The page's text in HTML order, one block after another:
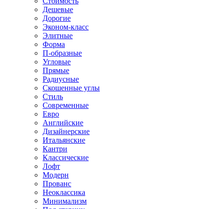
Дешевые
Дорогие
Эконом-класс
Элитные
Форма
П-образные
Угловые
Прямые
Радиусные
Скошенные углы
Стиль
Современные
Евро
Английские
Дизайнерские
Итальянские
Кантри
Классические
Лофт
Модерн
Прованс
Неоклассика
Минимализм